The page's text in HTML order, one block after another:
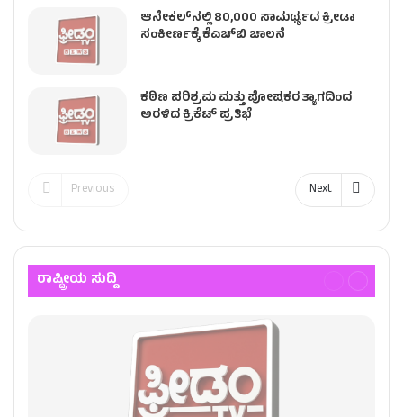
ಆನೇಕಲ್‌ನಲ್ಲಿ 80,000 ಸಾಮರ್ಥ್ಯದ ಕ್ರೀಡಾ
ಸಂಕೀರ್ಣಕ್ಕೆ ಕೆಎಚ್‌ಬಿ ಚಾಲನೆ
ಕಠಿಣ ಪರಿಶ್ರಮ ಮತ್ತು ಪೋಷಕರ ತ್ಯಾಗದಿಂದ
ಅರಳಿದ ಕ್ರಿಕೆಟ್ ಪ್ರತಿಭೆ
Previous Next
ರಾಷ್ಟ್ರೀಯ ಸುದ್ದಿ